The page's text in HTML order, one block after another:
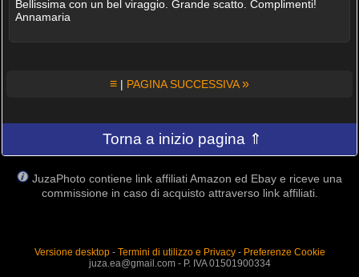
Bellissima con un bel viraggio. Grande scatto. Complimenti!
Annamaria
≡ | PAGINA SUCCESSIVA»
Torna a inizio pagina ⇑
JuzaPhoto contiene link affiliati Amazon ed Ebay e riceve una
commissione in caso di acquisto attraverso link affiliati.
Versione desktop- Termini di utilizzo e Privacy- Preferenze Cookie
juza.ea@gmail.com - P. IVA 01501900334